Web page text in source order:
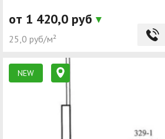
от 1 420,0 руб
25,0 руб/м²
NEW